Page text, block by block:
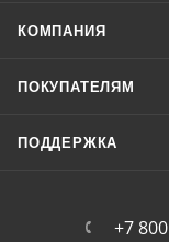
КОМПАНИЯ
ПОКУПАТЕЛЯМ
ПОДДЕРЖКА
+7